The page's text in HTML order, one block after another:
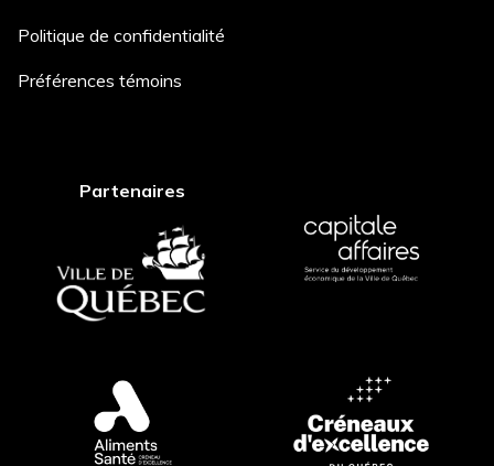
Description du projet *
Comment avez-vous entendu
Postuler
Politique de confidentialité
Préférences témoins
Partenaires